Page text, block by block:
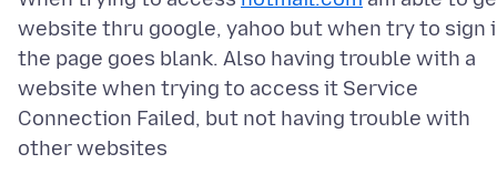
website thru google, yahoo but when try to sign
the page goes blank. Also having trouble with a
website when trying to access it Service
Connection Failed, but not having trouble with